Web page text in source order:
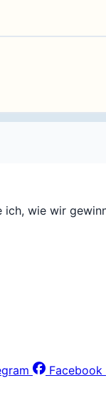
wie wir
Facebook